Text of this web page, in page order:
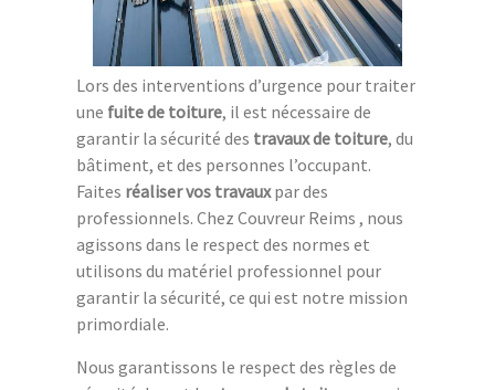
Lors des interventions d’urgence pour traiter
une fuite de toiture, il est nécessaire de
garantir la sécurité des travaux de toiture, du
bâtiment, et des personnes l’occupant.
Faites réaliser vos travauxpar des
professionnels. Chez Couvreur Reims , nous
agissons dans le respect des normes et
utilisons du matériel professionnel pour
garantir la sécurité, ce qui est notre mission
primordiale.
Nous garantissons le respect des règles de